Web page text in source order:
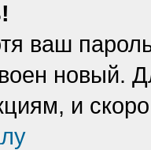
ваш
новый.
и